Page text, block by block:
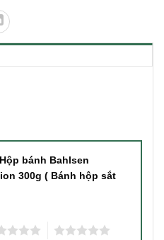
bánh Bahlsen
300g ( Bánh hộp sắt